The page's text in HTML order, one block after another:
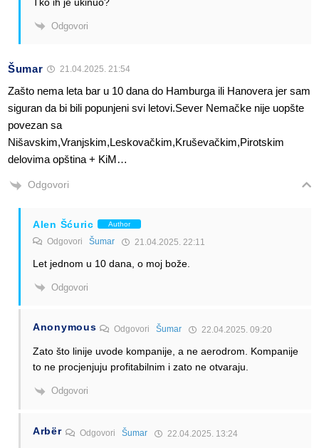
Odgovori
Šumar 21.04.2025. 21:54
Zašto nema leta bar u 10 dana do Hamburga ili Hanovera jer sam
siguran da bi bili popunjeni svi letovi.Sever Nemačke nije uopšte
povezan sa
Nišavskim,Vranjskim,Leskovačkim,Kruševačkim,Pirotskim
delovima opština + KiM…
Odgovori
Alen Šćuric Author
Odgovori Šumar 21.04.2025. 22:11
Let jednom u 10 dana, o moj bože.
Odgovori
Anonymous OdgovoriŠumar 22.04.2025. 09:20
Zato što linije uvode kompanije, a ne aerodrom. Kompanije
to ne procjenjuju profitabilnim i zato ne otvaraju.
Odgovori
Arbër Odgovori Šumar 22.04.2025. 13:24